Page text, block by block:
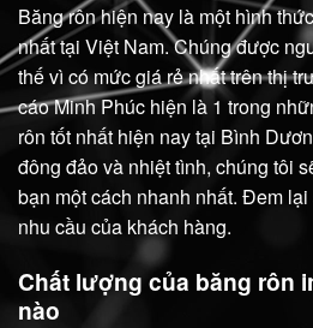
Băng rôn hiện nay là một hình
nhất tại Việt Nam. Chúng được
thế vì có mức giá rẻ nhất trên thị
cáo Minh Phúc hiện là 1 trong
rôn tốt nhất hiện nay tại Bình
đông đảo và nhiệt tình, chúng tôi
bạn một cách nhanh nhất. Đem
nhu cầu của khách hàng.
Chất lượng của băng rôn
nào